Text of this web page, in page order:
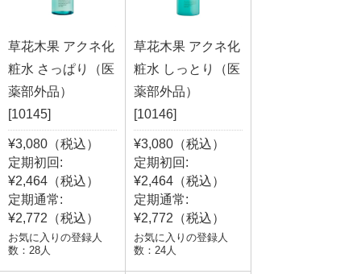
草花木果 アクネ化
粧水 さっぱり（医
薬部外品）
[10145]
¥3,080（税込）
定期初回:
¥2,464（税込）
定期通常:
¥2,772（税込）
お気に入りの登録人
数：28人
草花木果 アクネ化
粧水 しっとり（医
薬部外品）
[10146]
¥3,080（税込）
定期初回:
¥2,464（税込）
定期通常:
¥2,772（税込）
お気に入りの登録人
数：24人